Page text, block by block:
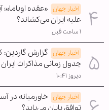
اخبار جهان «عقده
علیه ایران می‌کشاند؟
۱ ساعت قبل
اخبار جهان گزارش گاردین:
جدول زمانی مذاکرات ایران
دیروز ۱۰:۴۱
اخبار جهان خاورمیانه در